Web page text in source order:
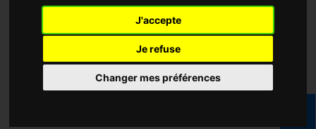
J'accepte
Je refuse
Changer mes préférences